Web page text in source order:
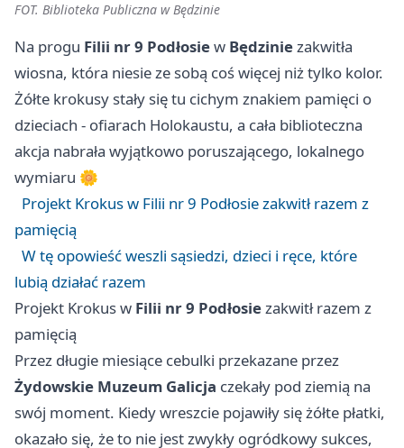
FOT. Biblioteka Publiczna w Będzinie
Na progu Filii nr 9 Podłosiew Będziniezakwitła
wiosna, która niesie ze sobą coś więcej niż tylko kolor.
Żółte krokusy stały się tu cichym znakiem pamięci o
dzieciach - ofiarach Holokaustu, a cała biblioteczna
akcja nabrała wyjątkowo poruszającego, lokalnego
wymiaru 🌼
Projekt Krokus w Filii nr 9 Podłosie zakwitł razem z
pamięcią
W tę opowieść weszli sąsiedzi, dzieci i ręce, które
lubią działać razem
Projekt Krokus w Filii nr 9 Podłosiezakwitł razem z
pamięcią
Przez długie miesiące cebulki przekazane przez
Żydowskie Muzeum Galicja czekały pod ziemią na
swój moment. Kiedy wreszcie pojawiły się żółte płatki,
okazało się, że to nie jest zwykły ogródkowy sukces,